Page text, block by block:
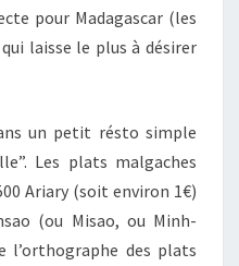
pour Madagascar (les
laisse le plus à désirer
un petit résto simple
Les plats malgaches
Ariary (soit environ 1€)
(ou Misao, ou Minh-
l’orthographe des plats